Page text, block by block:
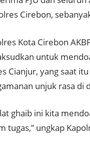
Cirebon,
Kota Cirebon
untuk
Cianjur, yang saat
unjuk rasa di
ghaib ini kita
tugas,” ungkap